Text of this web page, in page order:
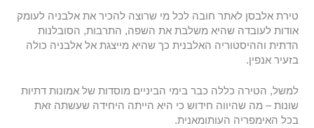
טירת אלבסן לאתר חובה לכל מי שרוצה להכיר את אלבניה לעומק
אודות לעובדה שהיא משלבת את השפה, התרבות, הסובלנות
הדתית וההיסטוריה האלבנית כך שהיא מייצגת אל אלבניה כולה
בזעיר אנפין.
למשל, הטירה כללה כבר בימי הביניים מוסדות של אמונות דתיות
שונות – מה שהיווה חידוש כי היא הייתה היחידה שעשתה זאת
בכל האימפריה העותומאנית.